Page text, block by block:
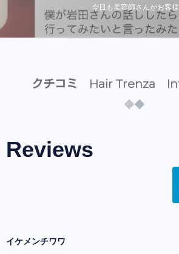
今日も美容師さんがお客
クチコミ Hair Trenza
Reviews
イケメンチワワ